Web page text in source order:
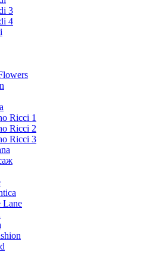
3
4
Ricci 1
Ricci 2
Ricci 3
Lane